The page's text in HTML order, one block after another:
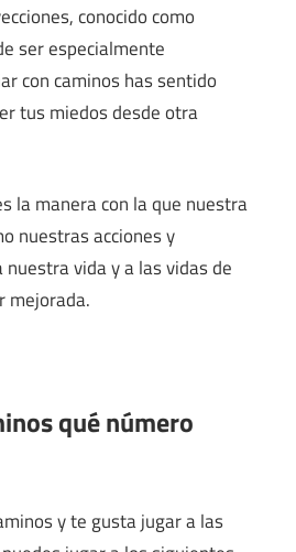
conocido como
ser especialmente
con caminos has sentido
tus miedos desde otra
la manera con la que nuestra
nuestras acciones y
vida y a las vidas de
mejorada.
qué número
y te gusta jugar a las